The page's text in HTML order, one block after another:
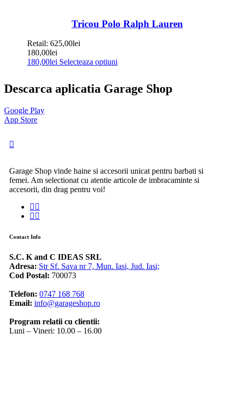
Tricou Polo Ralph Lauren
Retail: 625,00lei
180,00lei
180,00lei Selecteaza optiuni
Descarca aplicatia Garage Shop
Google Play
App Store
Garage Shop vinde haine si accesorii unicat pentru barbati si
femei. Am selectionat cu atentie articole de imbracaminte si
accesorii, din drag pentru voi!
Contact Info
S.C. K and C IDEAS SRL
Adresa: Str Sf. Sava nr 7, Mun. Iasi, Jud. Iasi;
Cod Postal: 700073
Telefon: 0747 168 768
Email: info@garageshop.ro
Program relatii cu clientii:
Luni – Vineri: 10.00 – 16.00